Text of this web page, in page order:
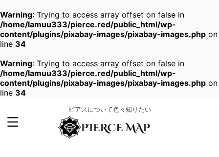
Warning: Trying to access array offset on false in
/home/lamuu333/pierce.red/public_html/wp-
content/plugins/pixabay-images/pixabay-images.php on
line 34
Warning: Trying to access array offset on false in
/home/lamuu333/pierce.red/public_html/wp-
content/plugins/pixabay-images/pixabay-images.php on
line 34
ピアスについて色々知りたい